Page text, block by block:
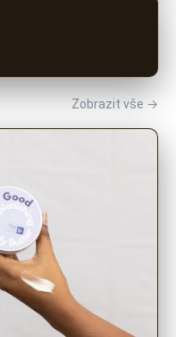
Zobrazit vše →